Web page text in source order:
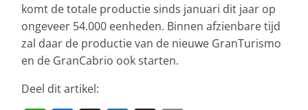
komt de totale productie sinds januari dit jaar op
ongeveer 54.000 eenheden. Binnen afzienbare tijd
zal daar de productie van de nieuwe GranTurismo
en de GranCabrio ook starten.
Deel dit artikel: